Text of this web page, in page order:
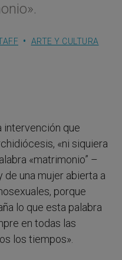
ARTE Y CULTURA
intervención que
«ni siquiera
«matrimonio” –
de una mujer abierta a
porque
lo que esta palabra
en todas las
los tiempos».